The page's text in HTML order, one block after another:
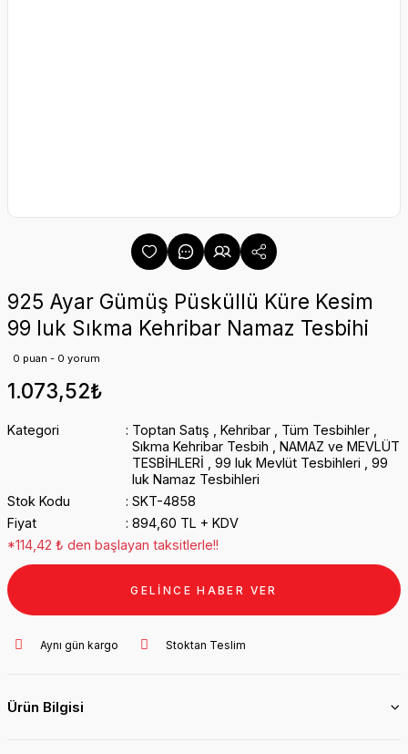
925 Ayar Gümüş Püsküllü Küre Kesim
99 luk Sıkma Kehribar Namaz Tesbihi
0 puan - 0 yorum
1.073,52₺
Kategori Toptan Satış Kehribar Tüm Tesbihler
Sıkma Kehribar Tesbih
NAMAZ ve MEVLÜT
TESBİHLERİ
99 luk Mevlüt Tesbihleri
99
luk Namaz Tesbihleri
Stok Kodu
SKT-4858
Fiyat
894,60 TL + KDV
*114,42 ₺ den başlayan taksitlerle!!
GELİNCE HABER VER
Aynı gün kargo Stoktan Teslim
Ürün Bilgisi